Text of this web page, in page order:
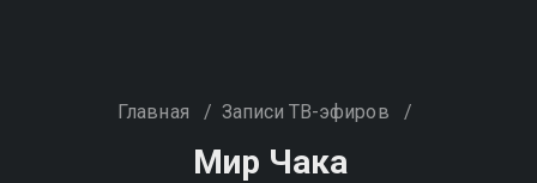
Главная / Записи ТВ-эфиров /
Мир Чака